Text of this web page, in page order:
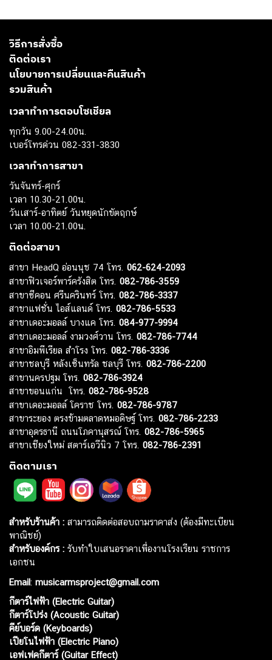
วิธีการสั่งซื้อ
ติดต่อเรา
นโยบายการเปลี่ยนและคืนสินค้า
รวมสินค้า
เวลาทำการตอบโซเชียล
ทุกวัน 9.00-24.00น.
เบอร์โทรด่วน 082-331-3830
เวลาทำการสาขา
วันจันทร์-ศุกร์
เวลา 10.30-21.00น.
วันเสาร์-อาทิตย์ วันหยุดนักขัตฤกษ์
เวลา 10.00-21.00น.
ติดต่อสาขา
สาขา HeadQ อ่อนนุช 74 โทร. 062-624-2093
สาขาฟิวเจอร์พาร์ครังสิต โทร. 082-786-3559
สาขาซีคอน ศรีนครินทร์ โทร. 082-786-3337
สาขาแฟชั่น ไอส์แลนด์ โทร. 082-786-5533
สาขาเดอะมอลล์ บางแค โทร. 084-977-9994
สาขาเดอะมอลล์ งามวงศ์วาน โทร. 082-786-7744
สาขาอิมพีเรียล สำโรง โทร. 082-786-3336
สาขาชลบุรี หลังเซ็นทรัล ชลบุรี โทร. 082-786-2200
สาขานครปฐม โทร. 082-786-3924
สาขาขอนแก่น โทร. 082-786-9528
สาขาเดอะมอลล์ โคราช โทร. 082-786-9787
สาขาระยอง ตรงข้ามตลาดหมอดิษฐ์ โทร. 082-786-2233
สาขาอุดรธานี ถนนโภคานุสรณ์ โทร. 082-786-5965
สาขาเชียงใหม่ สตาร์เอวีนิว 7 โทร. 082-786-2391
ติดตามเรา
สำหรับร้านค้า : สามารถติดต่อสอบถามราคาส่ง (ต้องมีทะเบียน
พาณิชย์)
สำหรับองค์กร : รับทำใบเสนอราคาเพื่องานโรงเรียน ราชการ
เอกชน
Email: musicarmsproject@gmail.com
กีตาร์ไฟฟ้า (Electric Guitar)
กีตาร์โปร่ง (Acoustic Guitar)
คีย์บอร์ด (Keyboards)
เปียโนไฟฟ้า (Electric Piano)
เอฟเฟคกีตาร์ (Guitar Effect)